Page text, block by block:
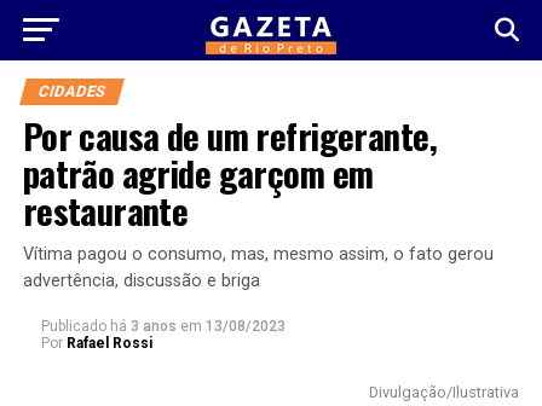
CIDADES
Por causa de um refrigerante,
patrão agride garçom em
restaurante
Vítima pagou o consumo, mas, mesmo assim, o fato gerou
advertência, discussão e briga
Publicado há 3 anos em 13/08/2023
Por Rafael Rossi
Divulgação/Ilustrativa